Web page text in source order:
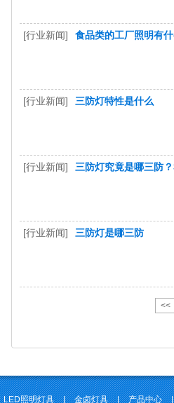
[行业新闻] 食品类的工厂照明有
[行业新闻] 三防灯特性是什么
[行业新闻] 三防灯究竟是哪三防
[行业新闻] 三防灯是哪三防
<<
LED照明灯具 | 金卤灯具 | 产品中心 |